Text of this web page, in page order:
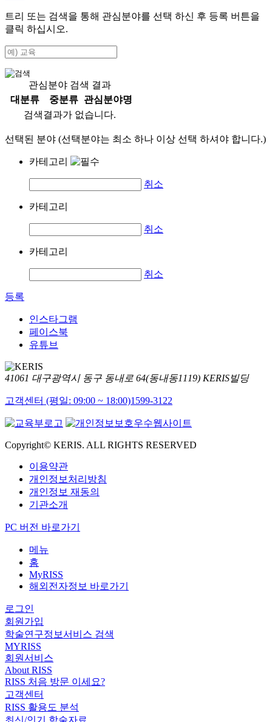
트리 또는 검색을 통해 관심분야를 선택 하신 후 등록 버튼을
클릭 하십시오.
관심분야 검색 결과
대분류
중분류
관심분야명
검색결과가 없습니다.
선택된 분야 (선택분야는 최소 하나 이상 선택 하셔야 합니다.)
카테고리
취소
카테고리
취소
카테고리
취소
등록
인스타그램
페이스북
유튜브
41061 대구광역시 동구 동내로 64(동내동1119) KERIS빌딩
고객센터 (평일: 09:00 ~ 18:00)1599-3122
Copyright© KERIS. ALL RIGHTS RESERVED
이용약관
개인정보처리방침
개인정보 재동의
기관소개
PC 버전 바로가기
메뉴
홈
MyRISS
해외전자정보 바로가기
로그인
회원가입
학술연구정보서비스 검색
MYRISS
회원서비스
About RISS
RISS 처음 방문 이세요?
고객센터
RISS 활용도 분석